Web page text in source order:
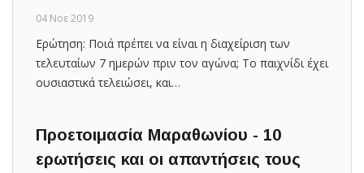
04 Νοε 2019
Ερώτηση: Ποιά πρέπει να είναι η διαχείριση των
τελευταίων 7 ημερών πριν τον αγώνα; Το παιχνίδι έχει
ουσιαστικά τελειώσει, και…
Προετοιμασία Μαραθωνίου - 10
ερωτήσεις και οι απαντήσεις τους